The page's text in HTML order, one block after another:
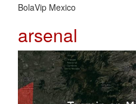
BolaVip Mexico
arsenal